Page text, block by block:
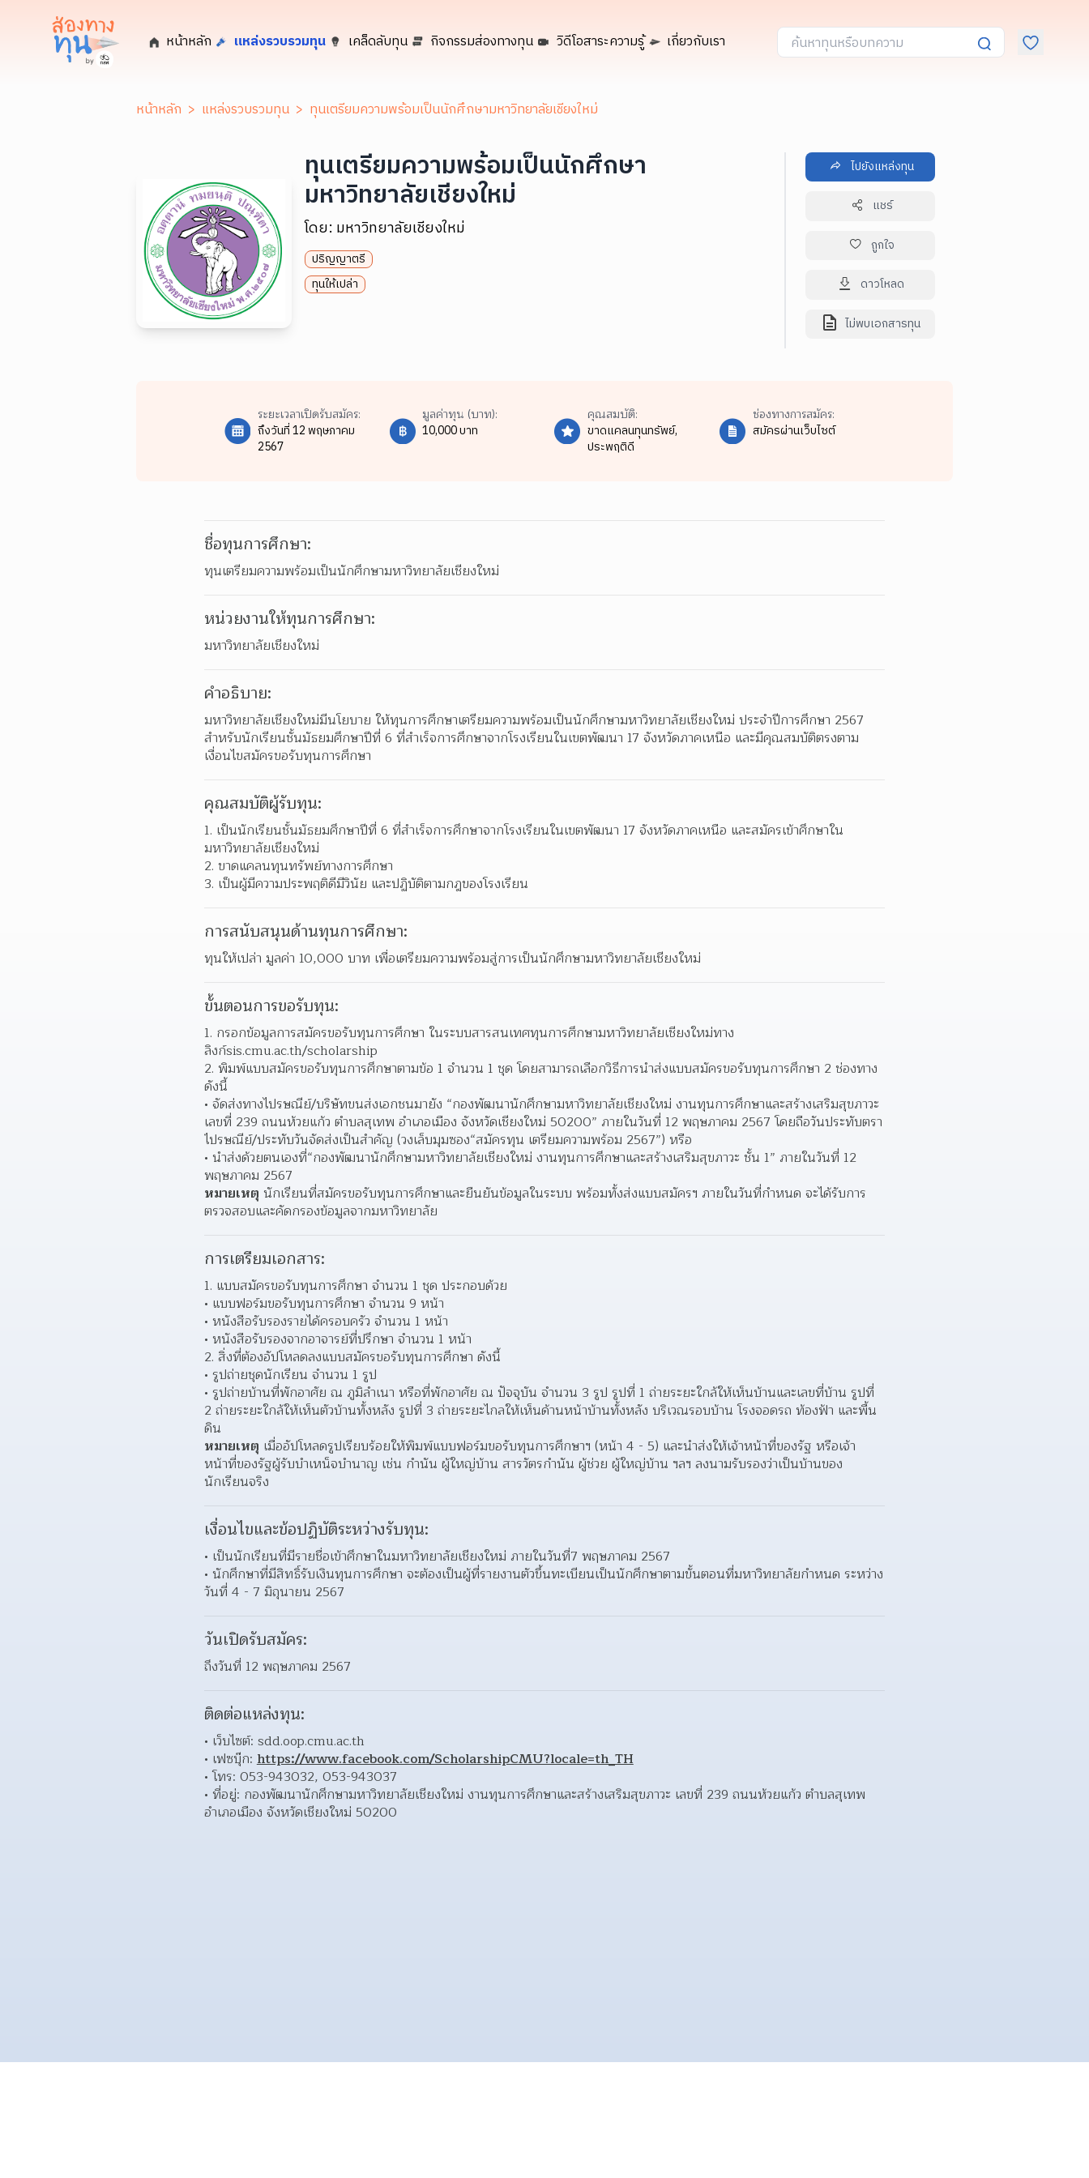
หน้าหลัก แหล่งรวบรวมทุน เคล็ดลับทุน กิจกรรมส่องทางทุน วิดีโอสาระความรู้ เกี่ยวกับเรา
หน้าหลัก > แหล่งรวบรวมทุน > ทุนเตรียมความพร้อมเป็นนักศึกษามหาวิทยาลัยเชียงใหม่
ทุนเตรียมความพร้อมเป็นนักศึกษา
มหาวิทยาลัยเชียงใหม่
โดย: มหาวิทยาลัยเชียงใหม่
ปริญญาตรี
ทุนให้เปล่า
ไปยังแหล่งทุน
แชร์
ถูกใจ
ดาวโหลด
ไม่พบเอกสารทุน
ระยะเวลาเปิดรับสมัคร:
ถึงวันที่ 12 พฤษภาคม
2567
มูลค่าทุน (บาท):
10,000 บาท
คุณสมบัติ:
ขาดแคลนทุนทรัพย์,
ประพฤติดี
ช่องทางการสมัคร:
สมัครผ่านเว็บไซต์
ชื่อทุนการศึกษา:
ทุนเตรียมความพร้อมเป็นนักศึกษามหาวิทยาลัยเชียงใหม่
หน่วยงานให้ทุนการศึกษา:
มหาวิทยาลัยเชียงใหม่
คำอธิบาย:
มหาวิทยาลัยเชียงใหม่มีนโยบาย ให้ทุนการศึกษาเตรียมความพร้อมเป็นนักศึกษามหาวิทยาลัยเชียงใหม่ ประจำปีการศึกษา 2567
สําหรับนักเรียนชั้นมัธยมศึกษาปีที่ 6 ที่สําเร็จการศึกษาจากโรงเรียนในเขตพัฒนา 17 จังหวัดภาคเหนือ และมีคุณสมบัติตรงตาม
เงื่อนไขสมัครขอรับทุนการศึกษา
คุณสมบัติผู้รับทุน:
1. เป็นนักเรียนชั้นมัธยมศึกษาปีที่ 6 ที่สําเร็จการศึกษาจากโรงเรียนในเขตพัฒนา 17 จังหวัดภาคเหนือ และสมัครเข้าศึกษาใน
มหาวิทยาลัยเชียงใหม่
2. ขาดแคลนทุนทรัพย์ทางการศึกษา
3. เป็นผู้มีความประพฤติดีมีวินัย และปฏิบัติตามกฎของโรงเรียน
การสนับสนุนด้านทุนการศึกษา:
ทุนให้เปล่า มูลค่า 10,000 บาท เพื่อเตรียมความพร้อมสู่การเป็นนักศึกษามหาวิทยาลัยเชียงใหม่
ขั้นตอนการขอรับทุน:
1. กรอกข้อมูลการสมัครขอรับทุนการศึกษา ในระบบสารสนเทศทุนการศึกษามหาวิทยาลัยเชียงใหม่ทาง
ลิงก์sis.cmu.ac.th/scholarship
2. พิมพ์แบบสมัครขอรับทุนการศึกษาตามข้อ 1 จํานวน 1 ชุด โดยสามารถเลือกวิธีการนําส่งแบบสมัครขอรับทุนการศึกษา 2 ช่องทาง
ดังนี้
จัดส่งทางไปรษณีย์/บริษัทขนส่งเอกชนมายัง “กองพัฒนานักศึกษามหาวิทยาลัยเชียงใหม่ งานทุนการศึกษาและสร้างเสริมสุขภาวะ
เลขที่ 239 ถนนห้วยแก้ว ตําบลสุเทพ อําเภอเมือง จังหวัดเชียงใหม่ 50200” ภายในวันที่ 12 พฤษภาคม 2567 โดยถือวันประทับตรา
ไปรษณีย์/ประทับวันจัดส่งเป็นสําคัญ (วงเล็บมุมซอง“สมัครทุน เตรียมความพร้อม 2567”) หรือ
นําส่งด้วยตนเองที่“กองพัฒนานักศึกษามหาวิทยาลัยเชียงใหม่ งานทุนการศึกษาและสร้างเสริมสุขภาวะ ชั้น 1” ภายในวันที่ 12
พฤษภาคม 2567
หมายเหตุ นักเรียนที่สมัครขอรับทุนการศึกษาและยืนยันข้อมูลในระบบ พร้อมทั้งส่งแบบสมัครฯ ภายในวันที่กําหนด จะได้รับการ
ตรวจสอบและคัดกรองข้อมูลจากมหาวิทยาลัย
การเตรียมเอกสาร:
1. แบบสมัครขอรับทุนการศึกษา จํานวน 1 ชุด ประกอบด้วย
แบบฟอร์มขอรับทุนการศึกษา จํานวน 9 หน้า
หนังสือรับรองรายได้ครอบครัว จํานวน 1 หน้า
หนังสือรับรองจากอาจารย์ที่ปรึกษา จํานวน 1 หน้า
2. สิ่งที่ต้องอัปโหลดลงแบบสมัครขอรับทุนการศึกษา ดังนี้
รูปถ่ายชุดนักเรียน จํานวน 1 รูป
รูปถ่ายบ้านที่พักอาศัย ณ ภูมิลําเนา หรือที่พักอาศัย ณ ปัจจุบัน จํานวน 3 รูป รูปที่ 1 ถ่ายระยะใกล้ให้เห็นบ้านและเลขที่บ้าน รูปที่
2 ถ่ายระยะใกล้ให้เห็นตัวบ้านทั้งหลัง รูปที่ 3 ถ่ายระยะไกลให้เห็นด้านหน้าบ้านทั้งหลัง บริเวณรอบบ้าน โรงจอดรถ ท้องฟ้า และพื้น
ดิน
หมายเหตุ เมื่ออัปโหลดรูปเรียบร้อยให้พิมพ์แบบฟอร์มขอรับทุนการศึกษาฯ (หน้า 4 - 5) และนําส่งให้เจ้าหน้าที่ของรัฐ หรือเจ้า
หน้าที่ของรัฐผู้รับบําเหน็จบํานาญ เช่น กํานัน ผู้ใหญ่บ้าน สารวัตรกํานัน ผู้ช่วย ผู้ใหญ่บ้าน ฯลฯ ลงนามรับรองว่าเป็นบ้านของ
นักเรียนจริง
เงื่อนไขและข้อปฏิบัติระหว่างรับทุน:
เป็นนักเรียนที่มีรายชื่อเข้าศึกษาในมหาวิทยาลัยเชียงใหม่ ภายในวันที่7 พฤษภาคม 2567
นักศึกษาที่มีสิทธิ์รับเงินทุนการศึกษา จะต้องเป็นผู้ที่รายงานตัวขึ้นทะเบียนเป็นนักศึกษาตามขั้นตอนที่มหาวิทยาลัยกําหนด ระหว่าง
วันที่ 4 - 7 มิถุนายน 2567
วันเปิดรับสมัคร:
ถึงวันที่ 12 พฤษภาคม 2567
ติดต่อแหล่งทุน:
เว็บไซต์: sdd.oop.cmu.ac.th
เฟซบุ๊ก: https://www.facebook.com/ScholarshipCMU?locale=th_TH
โทร: 053-943032, 053-943037
ที่อยู่: กองพัฒนานักศึกษามหาวิทยาลัยเชียงใหม่ งานทุนการศึกษาและสร้างเสริมสุขภาวะ เลขที่ 239 ถนนห้วยแก้ว ตําบลสุเทพ
อําเภอเมือง จังหวัดเชียงใหม่ 50200